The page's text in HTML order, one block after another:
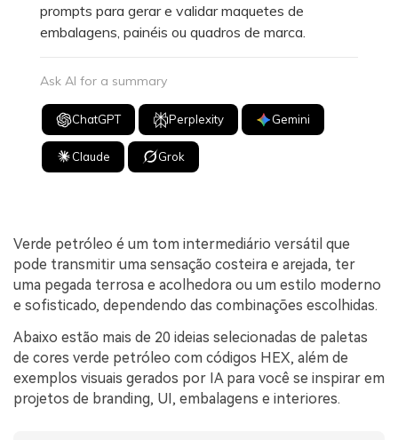
prompts para gerar e validar maquetes de
embalagens, painéis ou quadros de marca.
Ask AI for a summary
ChatGPT Perplexity Gemini
Claude Grok
Verde petróleo é um tom intermediário versátil que
pode transmitir uma sensação costeira e arejada, ter
uma pegada terrosa e acolhedora ou um estilo moderno
e sofisticado, dependendo das combinações escolhidas.
Abaixo estão mais de 20 ideias selecionadas de paletas
de cores verde petróleo com códigos HEX, além de
exemplos visuais gerados por IA para você se inspirar em
projetos de branding, UI, embalagens e interiores.